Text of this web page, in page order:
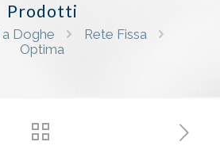
Prodotti
a Doghe
Rete Fissa
Optima